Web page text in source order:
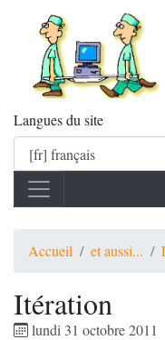
Langues du site
Accueil et aussi...
Itération
lundi 31 octobre 2011